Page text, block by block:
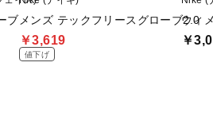
ブ メンズ テックフリースグローブ2.0
￥3,619
値下げ
ウィ
￥